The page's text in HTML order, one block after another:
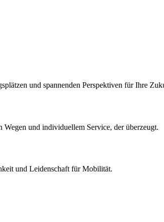
und spannenden Perspektiven für Ihre
und individuellem Service, der überzeugt.
und Leidenschaft für Mobilität.